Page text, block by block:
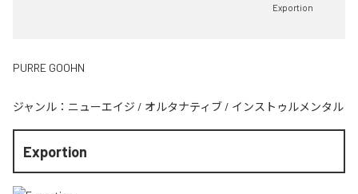
Exportion
PURRE GOOHN
ジャンル： ニューエイジ / オルタナティブ / インストゥルメンタル
Exportion